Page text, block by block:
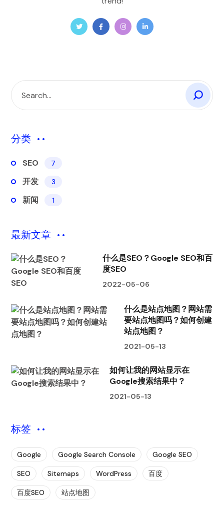
分类
SEO 7
开发 3
新闻 1
最新文章
什么是SEO？Google SEO和百
度SEO
2022-05-06
什么是站点地图？网站需
要站点地图吗？如何创建
站点地图？
2021-05-13
如何让我的网站显示在
Google搜索结果中？
2021-05-13
标签
Google Google Search Console Google SEO
SEO Sitemaps WordPress 百度
百度SEO 站点地图